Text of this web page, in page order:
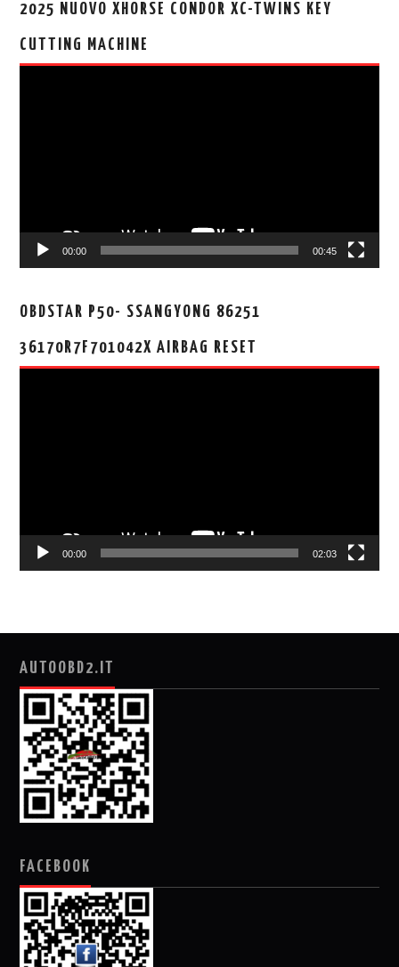
2025 NUOVO XHORSE CONDOR XC-TWINS KEY
CUTTING MACHINE
00:00 00:45
OBDSTAR P50- SSANGYONG 86251
36170R7F701042X AIRBAG RESET
00:00 02:03
AUTOOBD2.IT
FACEBOOK